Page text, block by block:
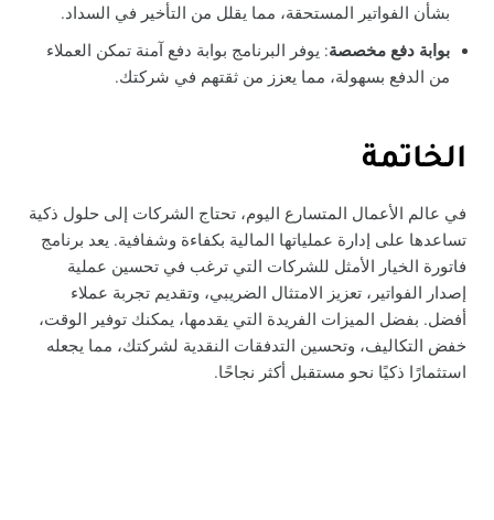
بشأن الفواتير المستحقة، مما يقلل من التأخير في السداد.
بوابة دفع مخصصة: يوفر البرنامج بوابة دفع آمنة تمكن العملاء
من الدفع بسهولة، مما يعزز من ثقتهم في شركتك.
الخاتمة
في عالم الأعمال المتسارع اليوم، تحتاج الشركات إلى حلول ذكية
تساعدها على إدارة عملياتها المالية بكفاءة وشفافية. يعد برنامج
فاتورة الخيار الأمثل للشركات التي ترغب في تحسين عملية
إصدار الفواتير، تعزيز الامتثال الضريبي، وتقديم تجربة عملاء
أفضل. بفضل الميزات الفريدة التي يقدمها، يمكنك توفير الوقت،
خفض التكاليف، وتحسين التدفقات النقدية لشركتك، مما يجعله
استثمارًا ذكيًا نحو مستقبل أكثر نجاحًا.